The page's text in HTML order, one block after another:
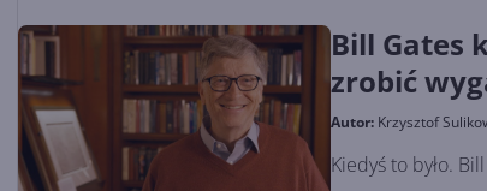
Bill Gates
zrobić
Autor: Krzysztof
Kiedyś to było.